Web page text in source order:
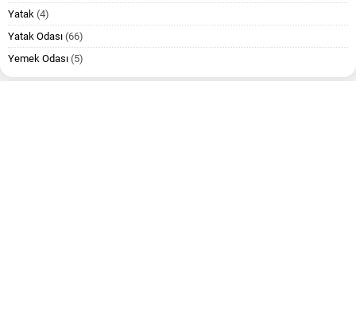
Yatak (4)
Yatak Odası (66)
Yemek Odası (5)